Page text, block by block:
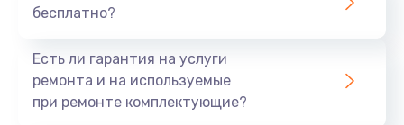
Заказать
бесплатно?
Есть ли гарантия на услуги
ремонта и на используемые
при ремонте комплектующие?